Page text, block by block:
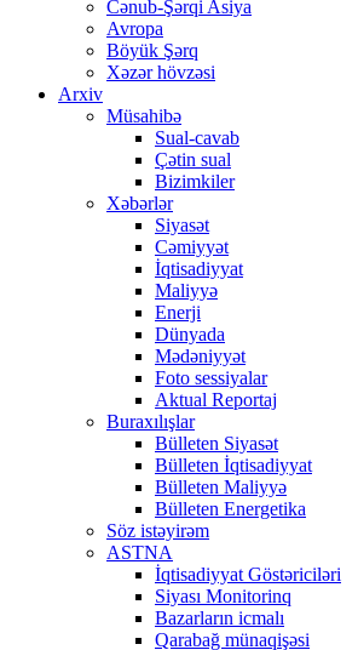
Cənub-Şərqi Asiya
Avropa
Böyük Şərq
Xəzər hövzəsi
Arxiv
Müsahibə
Sual-cavab
Çətin sual
Bizimkiler
Xəbərlər
Siyasət
Cəmiyyət
İqtisadiyyat
Maliyyə
Enerji
Dünyada
Mədəniyyət
Foto sessiyalar
Aktual Reportaj
Buraxılışlar
Bülleten Siyasət
Bülleten İqtisadiyyat
Bülleten Maliyyə
Bülleten Energetika
Söz istəyirəm
ASTNA
İqtisadiyyat Göstəriciləri
Siyası Monitorinq
Bazarların icmalı
Qarabağ münaqişəsi